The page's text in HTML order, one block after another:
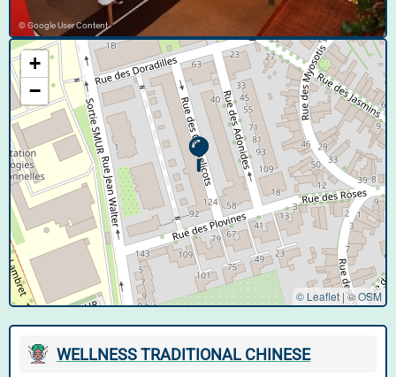
© Google User Content
+
−
© Leaflet |©OSM
WELLNESS TRADITIONAL CHINESE